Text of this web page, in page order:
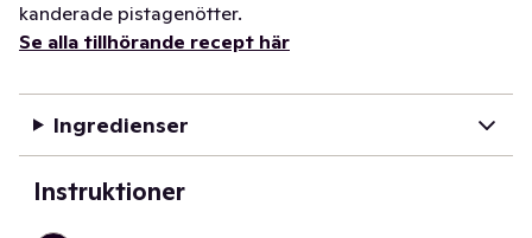
kanderade pistagenötter.
Se alla tillhörande recept här
Ingredienser
Instruktioner